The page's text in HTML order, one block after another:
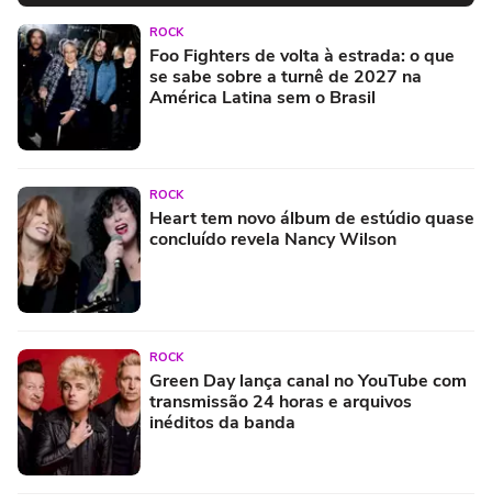
ROCK
Foo Fighters de volta à estrada: o que
se sabe sobre a turnê de 2027 na
América Latina sem o Brasil
ROCK
Heart tem novo álbum de estúdio quase
concluído revela Nancy Wilson
ROCK
Green Day lança canal no YouTube com
transmissão 24 horas e arquivos
inéditos da banda